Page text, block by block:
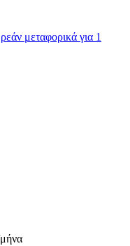
μεταφορικά για 1
μήνα